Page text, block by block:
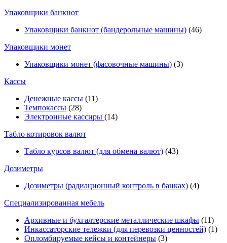
Упаковщики банкнот
Упаковщики банкнот (бандерольные машины) (46)
Упаковщики монет
Упаковщики монет (фасовочные машины) (3)
Кассы
Денежные кассы (11)
Темпокассы (28)
Электронные кассиры (14)
Табло котировок валют
Табло курсов валют (для обмена валют) (43)
Дозиметры
Дозиметры (радиационный контроль в банках) (4)
Специализированная мебель
Архивные и бухгалтерские металлические шкафы (11)
Инкассаторские тележки (для перевозки ценностей) (1)
Опломбируемые кейсы и контейнеры (3)